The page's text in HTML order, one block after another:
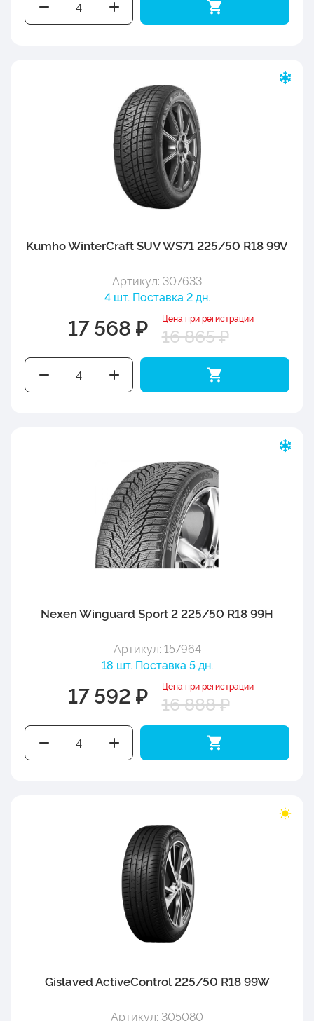
Kumho WinterCraft SUV WS71 225/50 R18 99V
Артикул: 307633
4 шт. Поставка 2 дн.
17 568 ₽ Цена при регистрации
16 865 ₽
Nexen Winguard Sport 2 225/50 R18 99H
Артикул: 157964
18 шт. Поставка 5 дн.
17 592 ₽ Цена при регистрации
16 888 ₽
Gislaved ActiveControl 225/50 R18 99W
Артикул: 305080